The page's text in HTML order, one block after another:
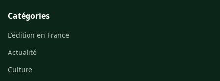
Catégories
L'édition en France
Actualité
Culture